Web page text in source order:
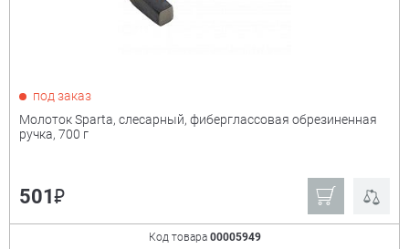
под заказ
Молоток Sparta, слесарный, фиберглассовая обрезиненная
ручка, 700 г
501₽
Код товара 00005949